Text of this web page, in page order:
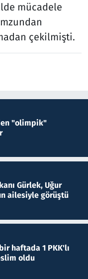
mücadele
çekilmişti.
"olimpik"
Gürlek, Uğur
ailesiyle görüştü
haftada 1 PKK'lı
oldu